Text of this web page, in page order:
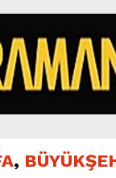
Dulkadiroğlu
Bisiklet
Gazneliler
Dulkadiroğlu
Fuarı’nın Yedinci
,